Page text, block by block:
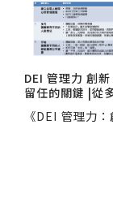
DEI 管理力 創
留任的關鍵 |從
融，帶領主管把
為績效
《DEI 管理力